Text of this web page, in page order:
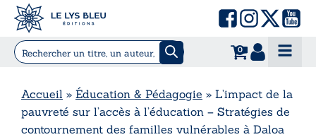
0
Accueil » Éducation & Pédagogie » L’impact de la
pauvreté sur l’accès à l’éducation – Stratégies de
contournement des familles vulnérables à Daloa